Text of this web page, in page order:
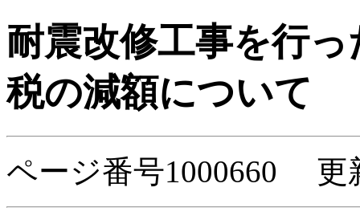
耐震改修工事を行
税の減額について
ページ番号1000660 更